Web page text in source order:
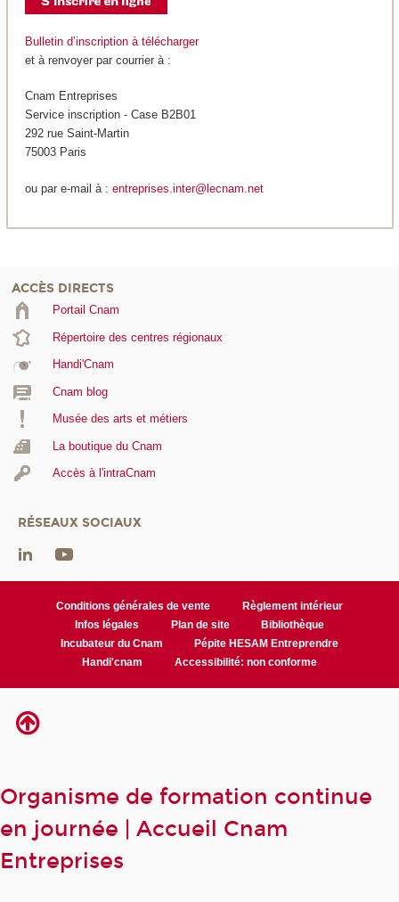
Bulletin d’inscription à télécharger
et à renvoyer par courrier à :
Cnam Entreprises
Service inscription - Case B2B01
292 rue Saint-Martin
75003 Paris
ou par e-mail à : entreprises.inter@lecnam.net
ACCÈS DIRECTS
Portail Cnam
Répertoire des centres régionaux
Handi'Cnam
Cnam blog
Musée des arts et métiers
La boutique du Cnam
Accès à l'intraCnam
RÉSEAUX SOCIAUX
Conditions générales de vente
Règlement intérieur
Infos légales
Plan de site
Bibliothèque
Incubateur du Cnam
Pépite HESAM Entreprendre
Handi'cnam
Accessibilité: non conforme
Organisme de formation continue
en journée | Accueil Cnam
Entreprises